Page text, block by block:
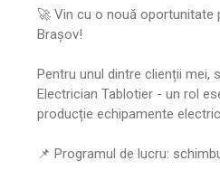
🚀 Vin cu o nouă oportunitate
Brașov!
Pentru unul dintre clienții mei,
Electrician Tablotier - un rol
producție echipamente
📌 Programul de lucru: